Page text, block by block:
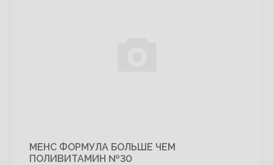
МЕНС ФОРМУЛА БОЛЬШЕ ЧЕМ
ПОЛИВИТАМИН №30